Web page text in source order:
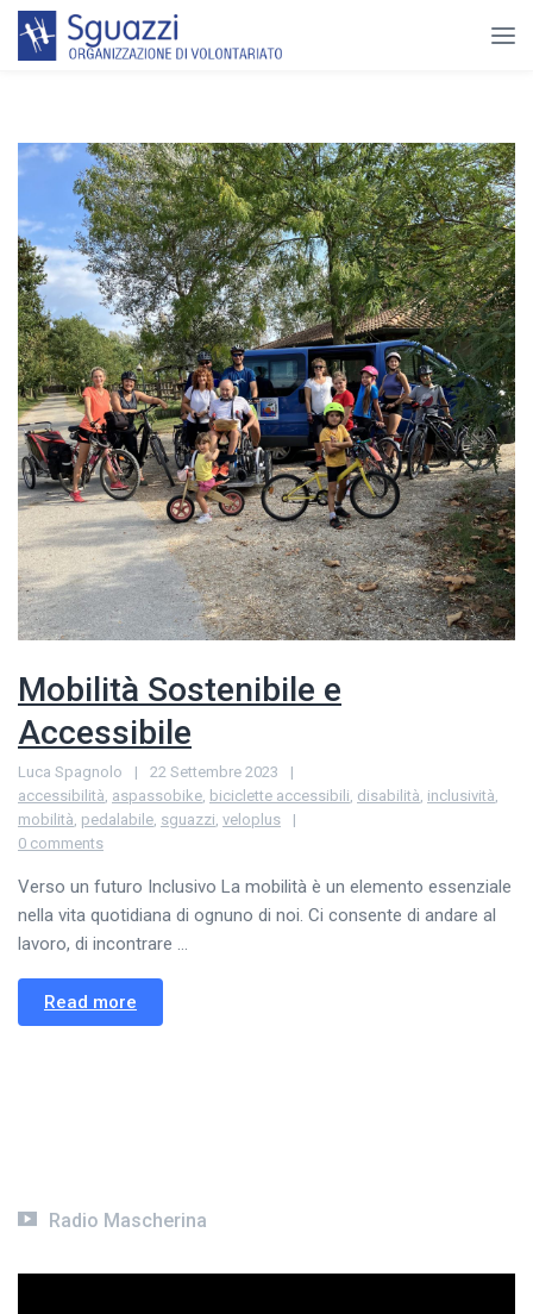
Mobilità Sostenibile e
Accessibile
Luca Spagnolo
22 Settembre 2023
accessibilità, aspassobike, biciclette accessibili, disabilità, inclusività,
mobilità, pedalabile, sguazzi, veloplus
0 comments
Verso un futuro Inclusivo La mobilità è un elemento essenziale
nella vita quotidiana di ognuno di noi. Ci consente di andare al
lavoro, di incontrare ...
Read more
Radio Mascherina